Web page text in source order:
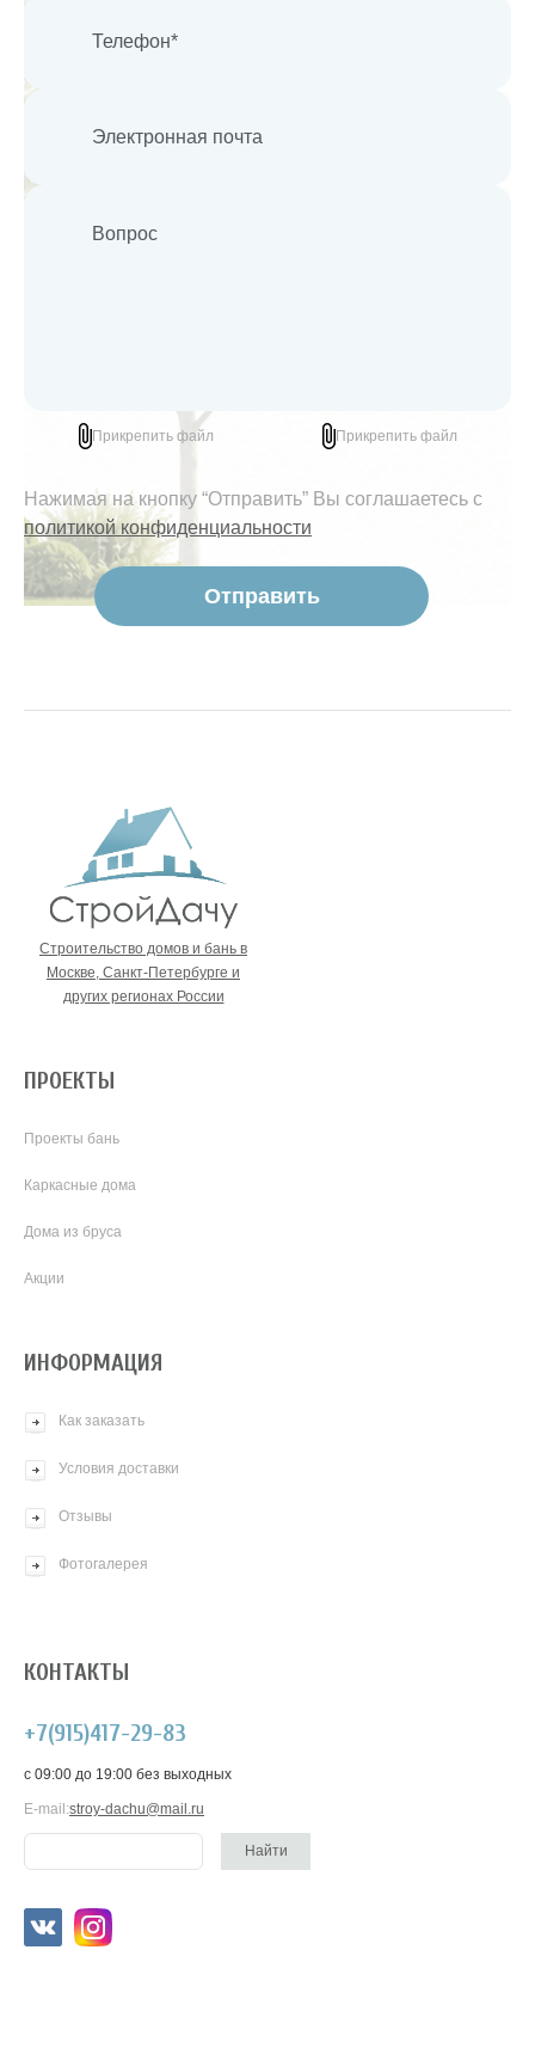
Прикрепить файл Прикрепить файл
Нажимая на кнопку “Отправить” Вы соглашаетесь с
политикой конфиденциальности
Строительство домов и бань в
Москве, Санкт-Петербурге и
других регионах России
ПРОЕКТЫ
Проекты бань
Каркасные дома
Дома из бруса
Акции
ИНФОРМАЦИЯ
Как заказать
Условия доставки
Отзывы
Фотогалерея
КОНТАКТЫ
+7(915)417-29-83
c 09:00 до 19:00 без выходных
E-mail:stroy-dachu@mail.ru